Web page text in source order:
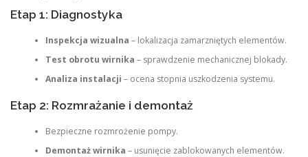
Etap 1: Diagnostyka
Inspekcja wizualna – lokalizacja zamarzniętych elementów.
Test obrotu wirnika – sprawdzenie mechanicznej blokady.
Analiza instalacji – ocena stopnia uszkodzenia systemu.
Etap 2: Rozmrażanie i demontaż
Bezpieczne rozmrożenie pompy.
Demontaż wirnika – usunięcie zablokowanych elementów.